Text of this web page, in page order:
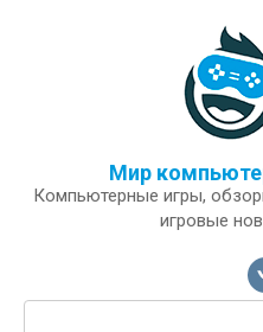
Мир
Компьютерные игры,
игровые
Поиск: